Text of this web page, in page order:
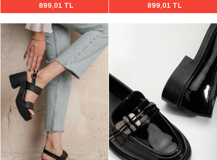
899,01 TL 899,01 TL